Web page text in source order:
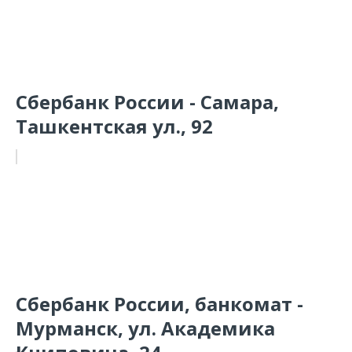
Сбербанк России - Самара,
Ташкентская ул., 92
Сбербанк России, банкомат -
Мурманск, ул. Академика